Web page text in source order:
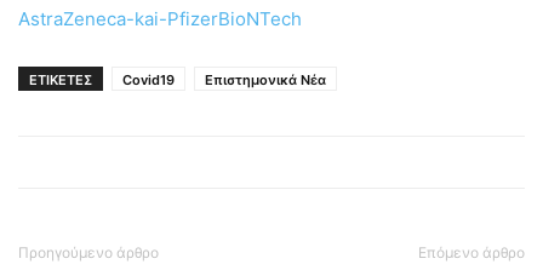
AstraZeneca-kai-PfizerBioNTech
ΕΤΙΚΕΤΕΣ Covid19 Επιστημονικά Νέα
Προηγούμενο άρθρο Επόμενο άρθρο